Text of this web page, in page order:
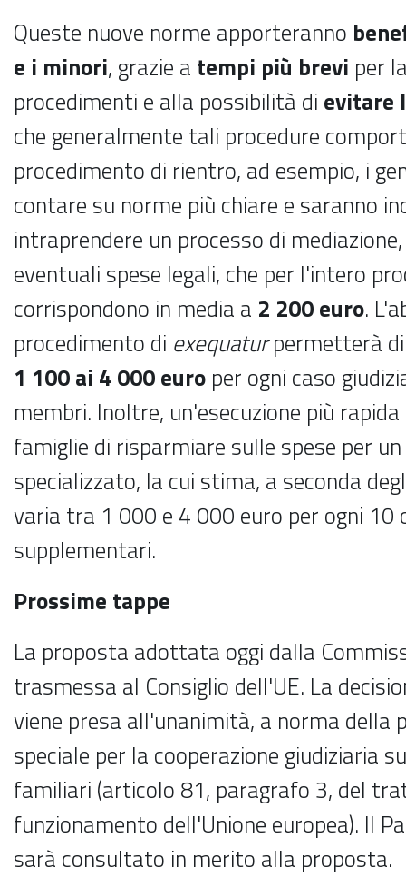
Queste nuove norme apporteranno
e i minori, grazie a tempi più brevi per
procedimenti e alla possibilità di evitare
che generalmente tali procedure
procedimento di rientro, ad esempio, i
contare su norme più chiare e saranno
intraprendere un processo di
eventuali spese legali, che per l'intero
corrispondono in media a 2 200 euro.
procedimento di exequaturpermetterà
1 100 ai 4 000 euro per ogni caso
membri. Inoltre, un'esecuzione più
famiglie di risparmiare sulle spese per
specializzato, la cui stima, a seconda
varia tra 1 000 e 4 000 euro per ogni 10
supplementari.
Prossime tappe
La proposta adottata oggi dalla
trasmessa al Consiglio dell'UE. La
viene presa all'unanimità, a norma della
speciale per la cooperazione giudiziaria
familiari (articolo 81, paragrafo 3, del
funzionamento dell'Unione europea). Il
sarà consultato in merito alla proposta.